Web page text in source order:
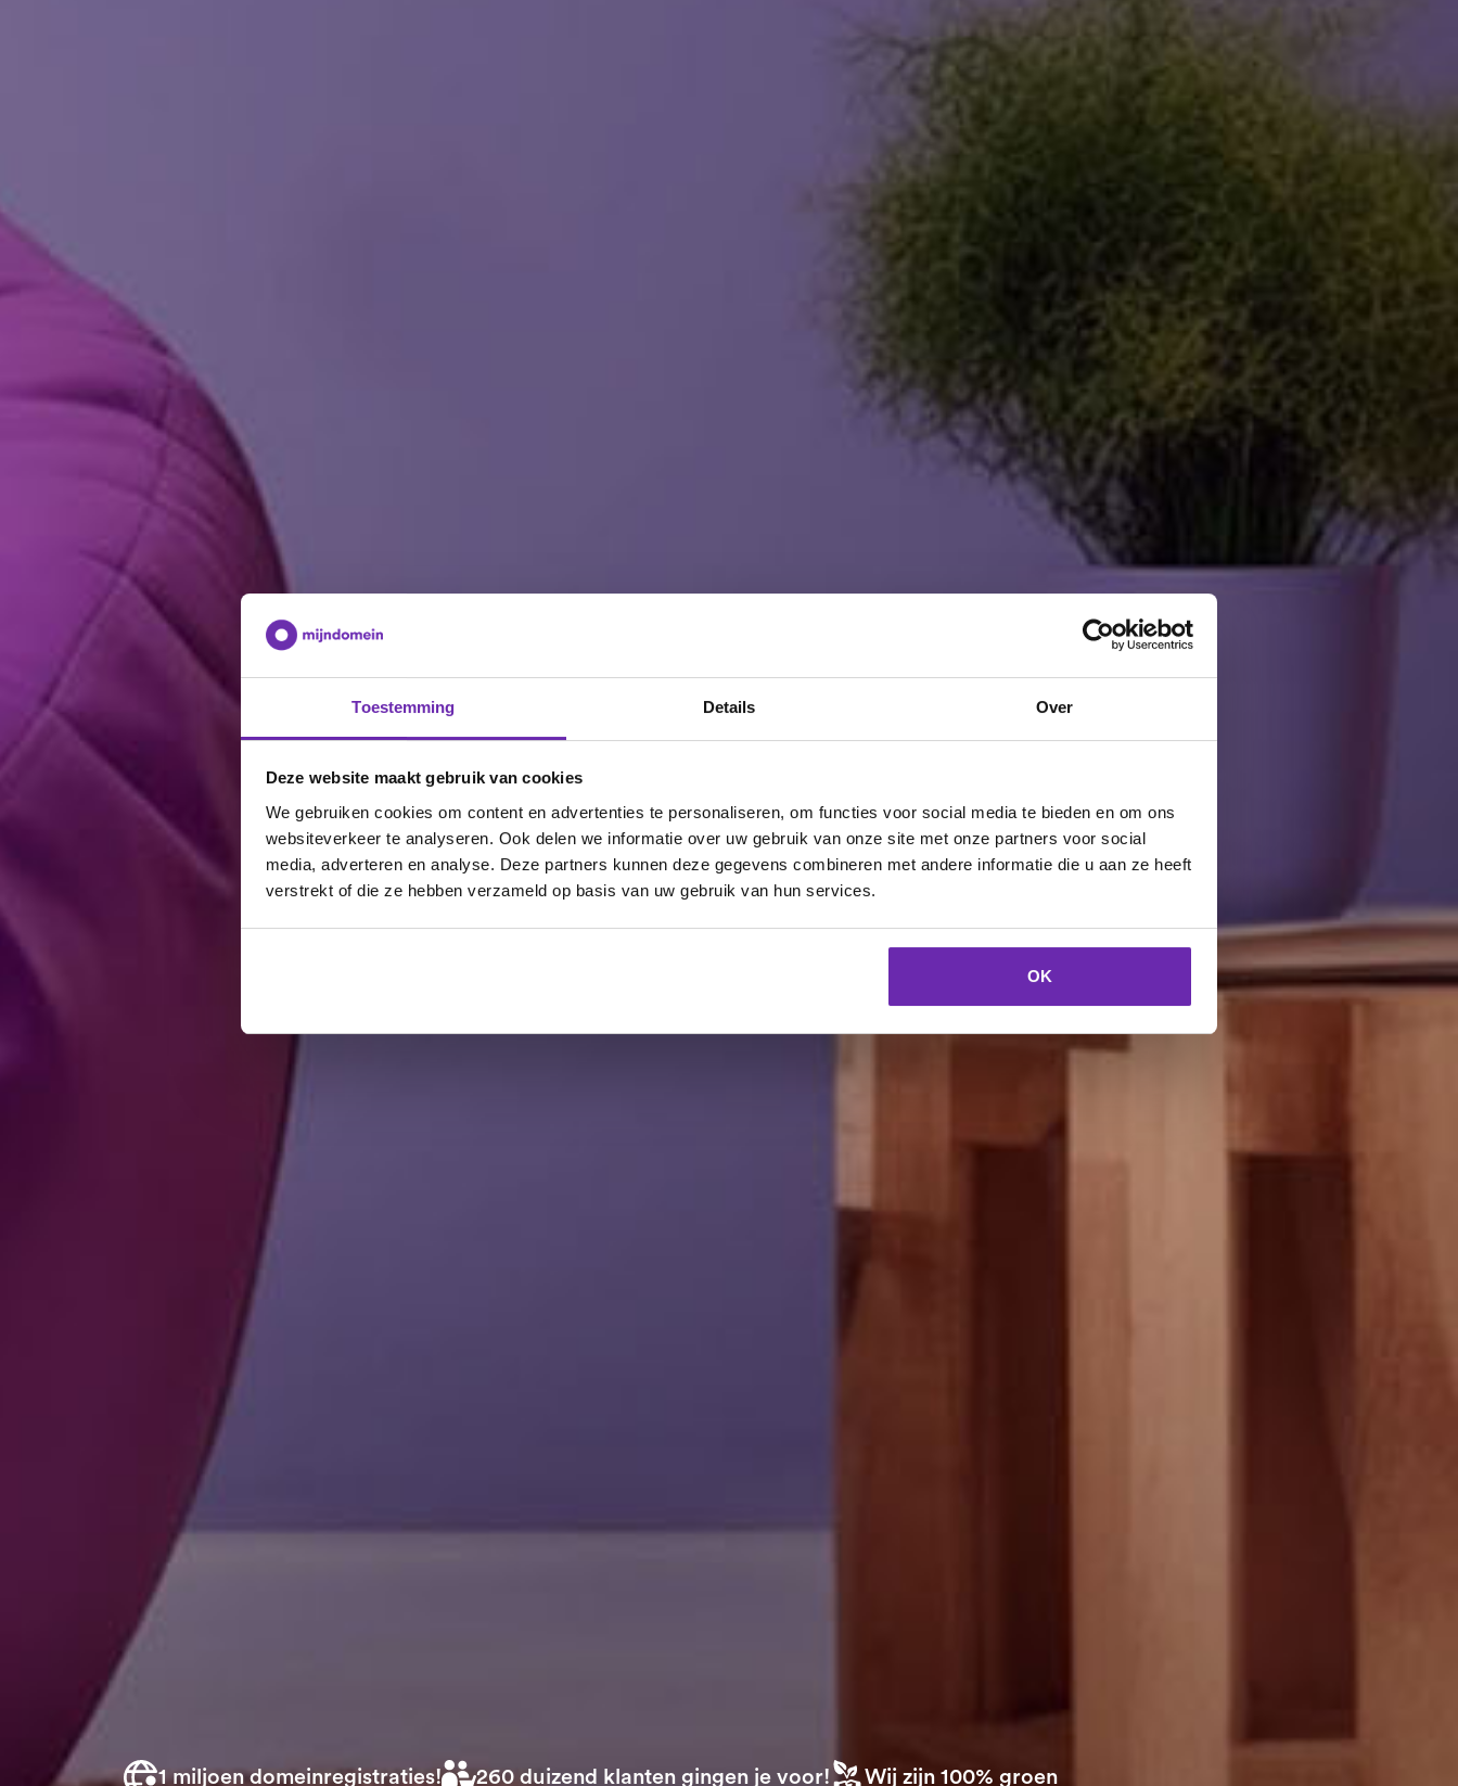
Toestemming Details Over
Deze website maakt gebruik van cookies
We gebruiken cookies om content en advertenties te personaliseren, om functies voor social media te bieden en om ons
websiteverkeer te analyseren. Ook delen we informatie over uw gebruik van onze site met onze partners voor social
media, adverteren en analyse. Deze partners kunnen deze gegevens combineren met andere informatie die u aan ze heeft
verstrekt of die ze hebben verzameld op basis van uw gebruik van hun services.
OK
1 miljoen domeinregistraties! 260 duizend klanten gingen je voor! Wij zijn 100% groen